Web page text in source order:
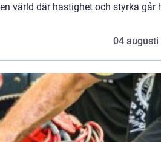
värld där hastighet och styrka går
04 augusti